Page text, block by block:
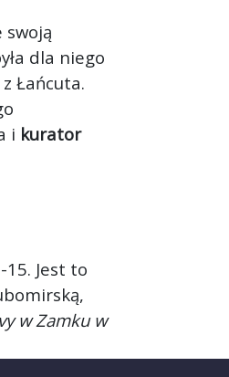
dla niego
Łańcuta.
i kurator
15. Jest to
w Zamku w